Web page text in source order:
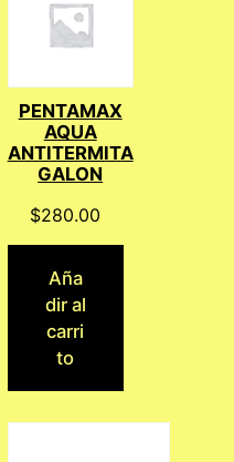
PENTAMAX
AQUA
ANTITERMITA
GALON
$280.00
Aña
dir al
carri
to